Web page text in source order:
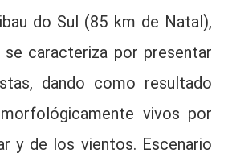
do Sul (85 km de Natal),
se caracteriza por presentar
dando como resultado
vivos por
y de los vientos. Escenario